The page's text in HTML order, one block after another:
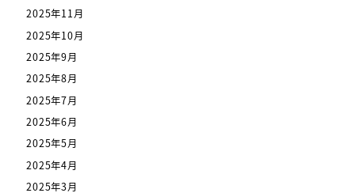
2025年11月
2025年10月
2025年9月
2025年8月
2025年7月
2025年6月
2025年5月
2025年4月
2025年3月